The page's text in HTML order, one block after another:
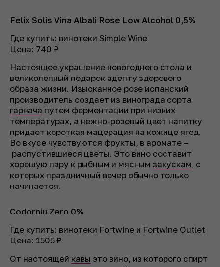
Felix Solis Vina Albali Rose Low Alcohol 0,5%
Где купить: винотеки Simple Wine
Цена: 740 ₽
Настоящее украшение новогоднего стола и
великолепный подарок адепту здорового
образа жизни. Изысканное розе испанский
производитель создает из винограда сорта
гарнача путем ферментации при низких
температурах, а нежно-розовый цвет напитку
придает короткая мацерация на кожице ягод.
Во вкусе чувствуются фрукты, в аромате –
распустившиеся цветы. Это вино составит
хорошую пару к рыбным и мясным закускам, с
которых праздничный вечер обычно только
начинается.
Codorniu Zero 0%
Где купить: винотеки Fortwine и Fortwine Outlet
Цена: 1505 ₽
От настоящей кавы это вино, из которого спирт